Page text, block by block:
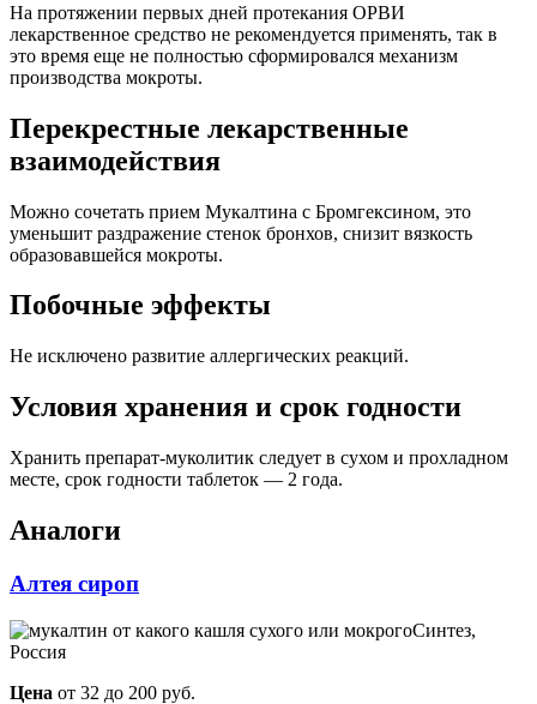
На протяжении первых дней протекания ОРВИ
лекарственное средство не рекомендуется применять, так в
это время еще не полностью сформировался механизм
производства мокроты.
Перекрестные лекарственные
взаимодействия
Можно сочетать прием Мукалтина с Бромгексином, это
уменьшит раздражение стенок бронхов, снизит вязкость
образовавшейся мокроты.
Побочные эффекты
Не исключено развитие аллергических реакций.
Условия хранения и срок годности
Хранить препарат-муколитик следует в сухом и прохладном
месте, срок годности таблеток — 2 года.
Аналоги
Алтея сироп
Синтез,
Россия
Цена от 32 до 200 руб.